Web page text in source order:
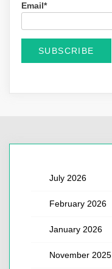
Email*
July 2026
February 2026
January 2026
November 2025